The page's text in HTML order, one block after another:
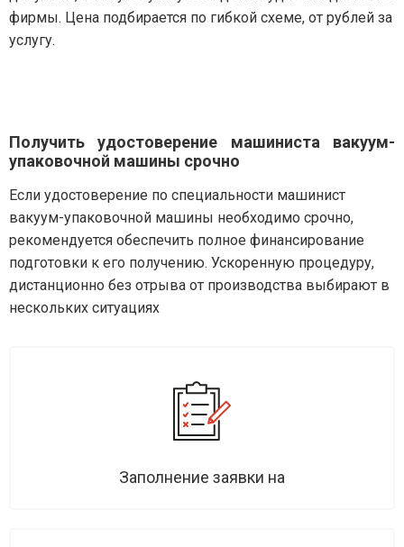
фирмы. Цена подбирается по гибкой схеме, от рублей за
услугу.
Получить удостоверение машиниста вакуум-
упаковочной машины срочно
Если удостоверение по специальности машинист
вакуум-упаковочной машины необходимо срочно,
рекомендуется обеспечить полное финансирование
подготовки к его получению. Ускоренную процедуру,
дистанционно без отрыва от производства выбирают в
нескольких ситуациях
Заполнение заявки на